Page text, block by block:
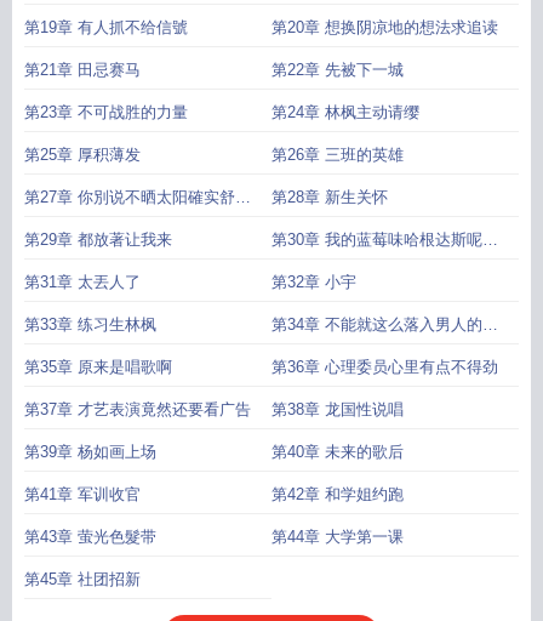
第19章 有人抓不给信號 第20章 想换阴凉地的想法求追读
第21章 田忌赛马 第22章 先被下一城
第23章 不可战胜的力量 第24章 林枫主动请缨
第25章 厚积薄发 第26章 三班的英雄
第27章 你別说不晒太阳確实舒服
啊
第28章 新生关怀
第29章 都放著让我来 第30章 我的蓝莓味哈根达斯呢求
追读
第31章 太丟人了 第32章 小宇
第33章 练习生林枫 第34章 不能就这么落入男人的陷
阱啊
第35章 原来是唱歌啊 第36章 心理委员心里有点不得劲
第37章 才艺表演竟然还要看广告 第38章 龙国性说唱
第39章 杨如画上场 第40章 未来的歌后
第41章 军训收官 第42章 和学姐约跑
第43章 萤光色髮带 第44章 大学第一课
第45章 社团招新